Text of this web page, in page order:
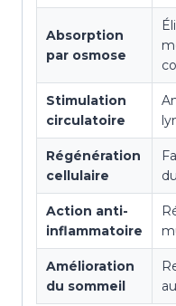
Absorption
par osmose
Stimulation
circulatoire
Régénération
cellulaire
Action anti-
inflammatoire
Amélioration
du sommeil